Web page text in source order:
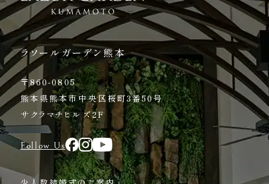
ラソールガーデン熊本
〒860-0805
熊本県熊本市中央区桜町3番50号
サクラマチヒルズ2F
Follow Us